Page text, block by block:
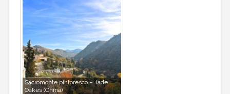
Sacromonte pintoresco – Jade
Oakes (China)